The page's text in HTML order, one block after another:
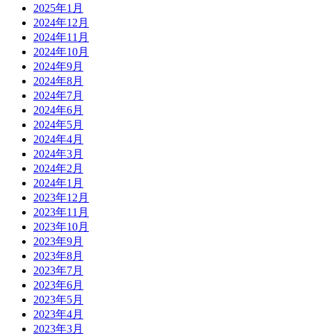
2025年1月
2024年12月
2024年11月
2024年10月
2024年9月
2024年8月
2024年7月
2024年6月
2024年5月
2024年4月
2024年3月
2024年2月
2024年1月
2023年12月
2023年11月
2023年10月
2023年9月
2023年8月
2023年7月
2023年6月
2023年5月
2023年4月
2023年3月